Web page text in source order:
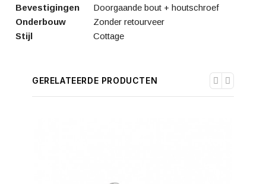
Bevestigingen
Doorgaande bout + houtschroef
Onderbouw
Zonder retourveer
Stijl
Cottage
GERELATEERDE PRODUCTEN